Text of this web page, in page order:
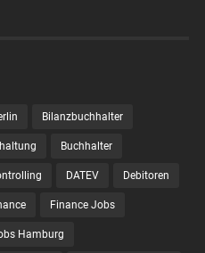
Bilanzbuchhalter
Buchhalter
DATEV Debitoren
Finance Jobs
Hamburg